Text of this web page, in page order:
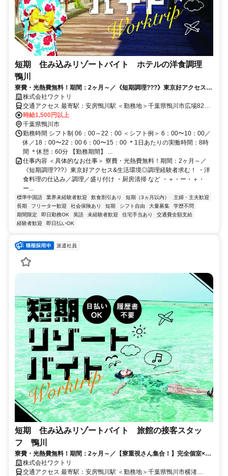
短期 住み込みリゾートバイト ホテルの洋食調理
鴨川
寮費・光熱費無料！期間：2ヶ月～／《短期調理???》東京好アクセス&
生活環境◎調理経験者求む！
株式会社ワクトリ
交通アクセス 最寄駅：安房鴨川駅 ＜勤務地＞千葉県鴨川市広場820
番地★寮完備・赴任交通費支給！ 【東京方面より】 特急わかしおま
たは高速バス「アクシー号」で東京駅⇒安房鴨川駅（約2時間） 安房
鴨川駅より徒歩で約10分 ※ご自宅からの通勤も相談OK！住み込みを
希望されない場合もお気軽にご相談ください。
時給1,500円以上
千葉県鴨川市
勤務時間 シフト制 06：00～22：00 ＜シフト例＞ 6：00〜10：00／
休／18：00〜22：00 6：00〜15：00 ＊1日あたりの実働時間：8時
間 ＊休憩：60分 【勤務期間】 ...
仕事内容 ＜具体的なお仕事＞ 寮費・光熱費無料！期間：2ヶ月～／
《短期調理???》東京好アクセス&生活環境◎調理経験者求む！ ・洋
食料理の仕込み／調理／盛り付け ・厨房清掃 など ・＋・ー・＋・
ー...
標準中国語 業界未経験者歓迎 飲食割引あり 短期（3ヵ月以内）
主婦・主夫歓迎
長期
フリーター歓迎 社会保険あり 短期 シフト自由 大量募集
学歴不問
期間限定
即日勤務OK 英語 未経験者歓迎 住宅手当あり
交通費全額支給
経験者歓迎
即日払いOK
派遣社員
短期 住み込みリゾートバイト 旅館の接客スタッ
フ 鴨川
寮費・光熱費無料！期間：2ヶ月～／【寮重視さん集合！】完全個室×鴨
川の海が目の前！接客デビュー歓迎♪＊
株式会社ワクトリ
交通アクセス 最寄駅：安房鴨川駅 ＜勤務地＞千葉県鴨川市横渚